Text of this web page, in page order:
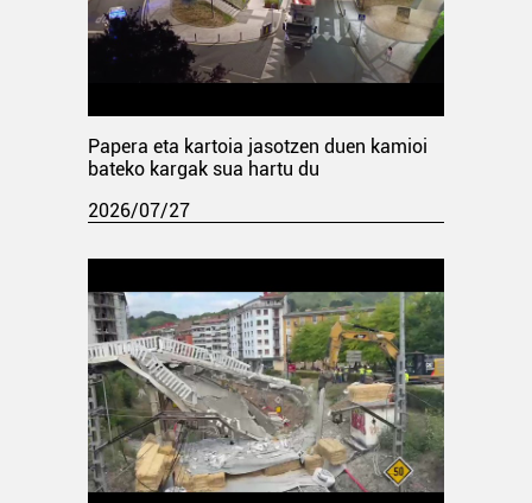
Papera eta kartoia jasotzen duen kamioi
bateko kargak sua hartu du
2026/07/27